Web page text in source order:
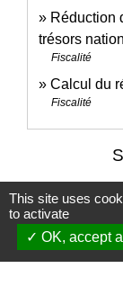
Réduction
trésors
Fiscalité
Calcul du
Fiscalité
This site uses
to activate
OK, accept all